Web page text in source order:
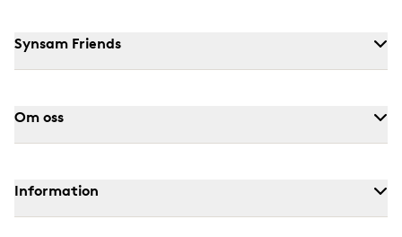
Synsam Friends
Om oss
Information